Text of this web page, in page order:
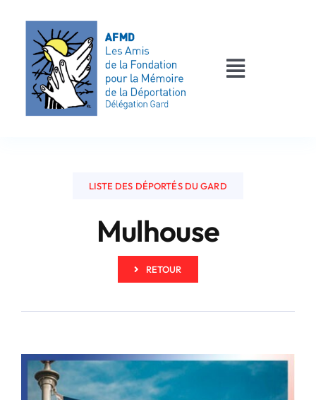
contenu
Toggle
AFMD 30
LISTE DES DÉPORTÉS DU GARD
Mulhouse
RETOUR